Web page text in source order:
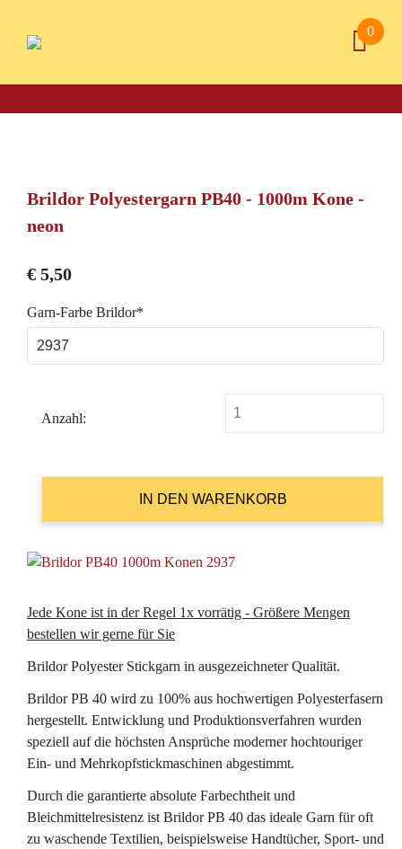
0
Jede Kone ist in der Regel 1x vorrätig - Größere Mengen
bestellen wir gerne für Sie
Brildor Polyester Stickgarn in ausgezeichneter Qualität.
Brildor PB 40 wird zu 100% aus hochwertigen Polyesterfasern
hergestellt. Entwicklung und Produktionsverfahren wurden
speziell auf die höchsten Ansprüche moderner hochtouriger
Ein- und Mehrkopfstickmaschinen abgestimmt.
Durch die garantierte absolute Farbechtheit und
Bleichmittelresistenz ist Brildor PB 40 das ideale Garn für oft
zu waschende Textilien, beispielsweise Handtücher, Sport- und
Brildor Polyestergarn PB40 - 1000m Kone -
neon
€ 5,50
Pflichtfeld
Garn-Farbe Brildor*
Anzahl: